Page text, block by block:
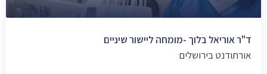
ד"ר אוריאל בלוך -מומחה ליישור שיניים
אורתודנט בירושלים